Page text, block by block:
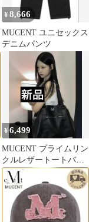
¥8,666
MUCENT ユニセックス
デニムパンツ
¥6,499
MUCENT プライムリン
クルレザートートバッ
グ 新品